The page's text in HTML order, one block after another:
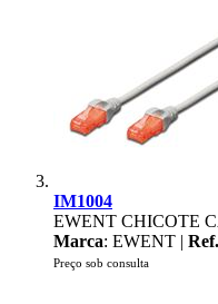
IM1004
EWENT CHICOTE
Marca: EWENT |
Preço sob consulta